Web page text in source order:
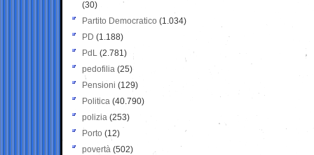
(30)
Partito Democratico (1.034)
PD (1.188)
PdL (2.781)
pedofilia (25)
Pensioni (129)
Politica (40.790)
polizia (253)
Porto (12)
povertà (502)